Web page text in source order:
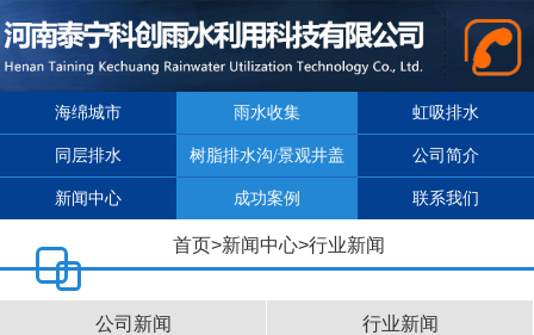
海绵城市 雨水收集 虹吸排水
同层排水 树脂排水沟/景观井盖 公司简介
新闻中心 成功案例 联系我们
首页>新闻中心>行业新闻
公司新闻 行业新闻